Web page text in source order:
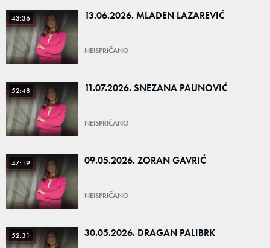
43:36 13.06.2026. MLADEN LAZAREVIĆ
NEISPRIČANO
52:48 11.07.2026. SNEZANA PAUNOVIĆ
NEISPRIČANO
47:19 09.05.2026. ZORAN GAVRIĆ
NEISPRIČANO
52:31 30.05.2026. DRAGAN PALIBRK